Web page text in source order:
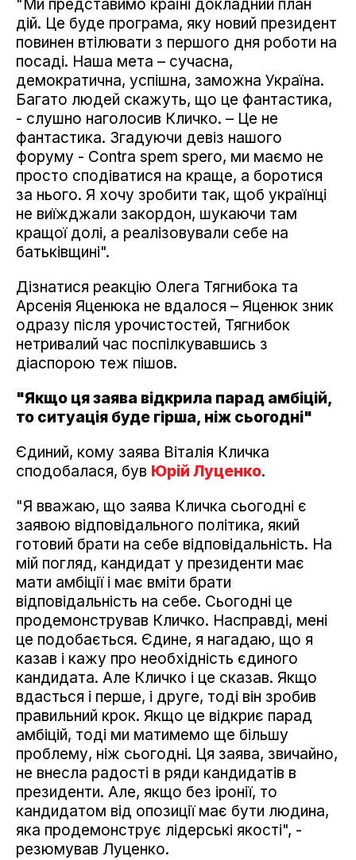
"Ми представимо країні докладний план
дій. Це буде програма, яку новий президент
повинен втілювати з першого дня роботи на
посаді. Наша мета – сучасна,
демократична, успішна, заможна Україна.
Багато людей скажуть, що це фантастика,
- слушно наголосив Кличко. – Це не
фантастика. Згадуючи девіз нашого
форуму - Contra spem spero, ми маємо не
просто сподіватися на краще, а боротися
за нього. Я хочу зробити так, щоб українці
не виїжджали закордон, шукаючи там
кращої долі, а реалізовували себе на
батьківщині".
Дізнатися реакцію Олега Тягнибока та
Арсенія Яценюка не вдалося – Яценюк зник
одразу після урочистостей, Тягнибок
нетривалий час поспілкувавшись з
діаспорою теж пішов.
"Якщо ця заява відкрила парад амбіцій,
то ситуація буде гірша, ніж сьогодні"
Єдиний, кому заява Віталія Кличка
сподобалася, був Юрій Луценко.
"Я вважаю, що заява Кличка сьогодні є
заявою відповідального політика, який
готовий брати на себе відповідальність. На
мій погляд, кандидат у президенти має
мати амбіції і має вміти брати
відповідальність на себе. Сьогодні це
продемонстрував Кличко. Насправді, мені
це подобається. Єдине, я нагадаю, що я
казав і кажу про необхідність єдиного
кандидата. Але Кличко і це сказав. Якщо
вдасться і перше, і друге, тоді він зробив
правильний крок. Якщо це відкриє парад
амбіцій, тоді ми матимемо ще більшу
проблему, ніж сьогодні. Ця заява, звичайно,
не внесла радості в ряди кандидатів в
президенти. Але, якщо без іронії, то
кандидатом від опозиції має бути людина,
яка продемонструє лідерські якості", -
резюмував Луценко.